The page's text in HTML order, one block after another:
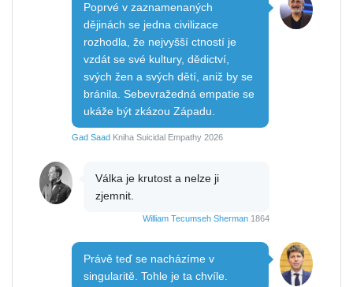
Poprvé v zaznamenaných
dějinách se jedna civilizace
rozhodla, že nejvyšší ctností je
vzdát se své kultury, dědictví,
svých žen a svých dětí, aniž by se
bránila. Sebevražedná empatie se
ukáže být zkázou Západu.
Gad Saad Kniha Suicidal Empathy 2026
Válka je krutost a nelze ji
zjemnit.
William Tecumseh Sherman 1864
Právě teď se nacházíme v
singularitě. Tohle je ta chvíle.